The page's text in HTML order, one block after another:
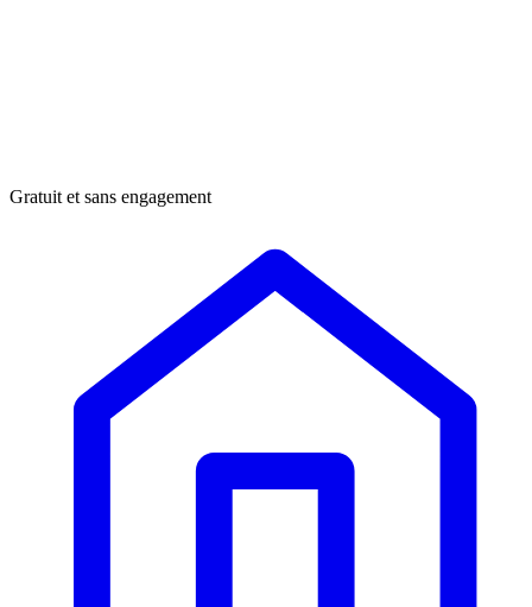
Gratuit et sans engagement